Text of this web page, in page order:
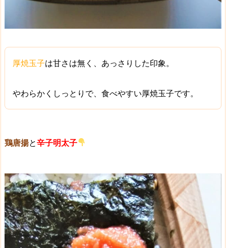
厚焼玉子は甘さは無く、あっさりした印象。
やわらかくしっとりで、食べやすい厚焼玉子です。
鶏唐揚と辛子明太子